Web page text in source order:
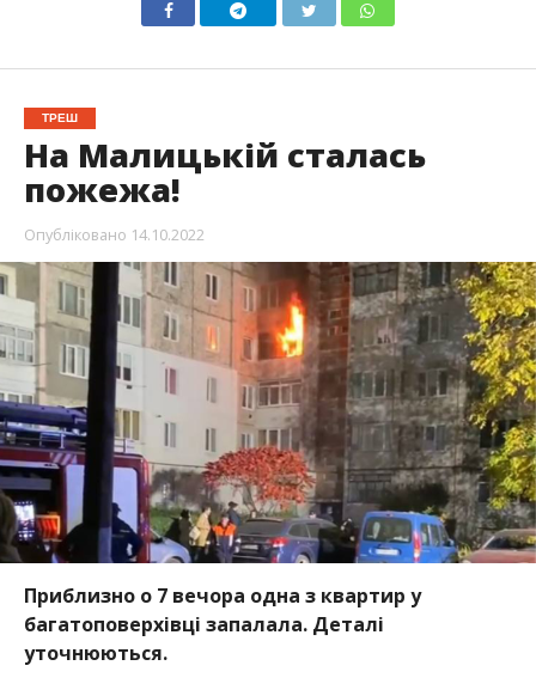
ТРЕШ
На Малицькій сталась
пожежа!
Опубліковано 14.10.2022
Приблизно о 7 вечора одна з квартир у
багатоповерхівці запалала. Деталі
уточнюються.